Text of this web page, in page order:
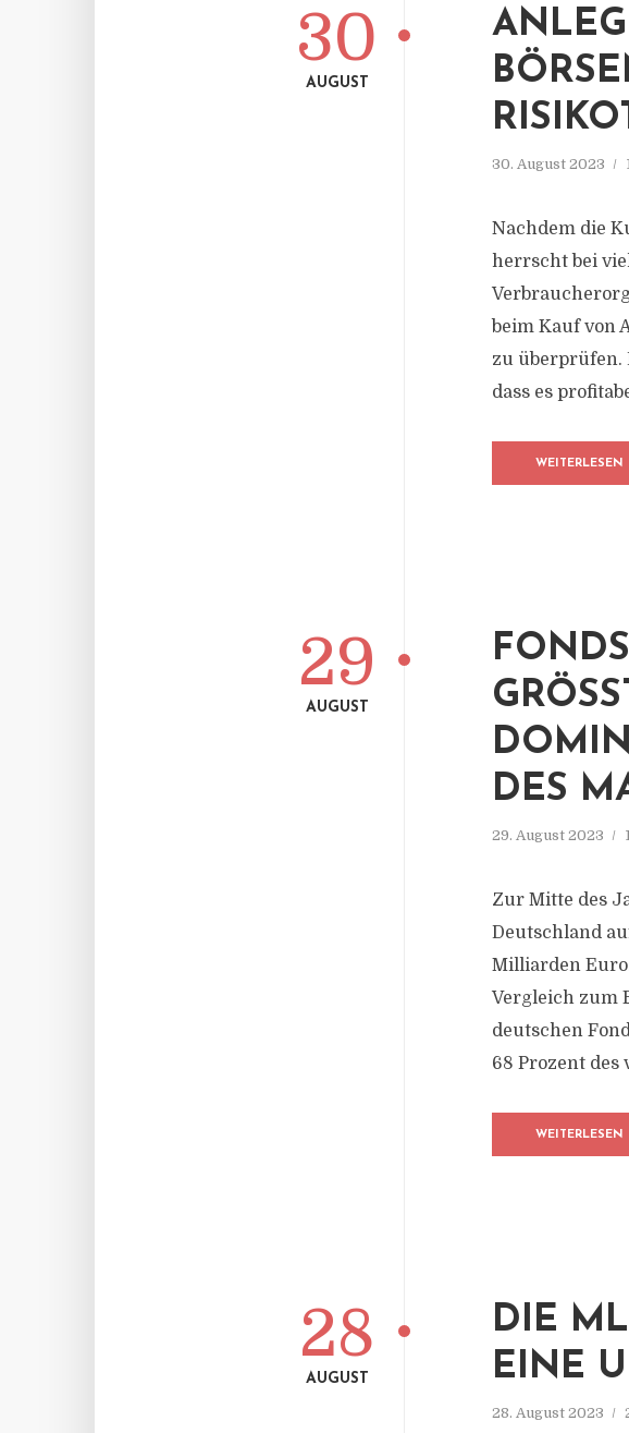
30. August 2023
30
AUGUST
Nachdem die
herrscht bei
beim Kauf von
zu überprüfen.
dass es
WEITERLESEN
ES
29. August 2023
29
AUGUST
Zur Mitte des
Deutschland
Milliarden
Vergleich zum
deutschen
68 Prozent des
WEITERLESEN
DIE
EINE
28. August 2023
28
AUGUST